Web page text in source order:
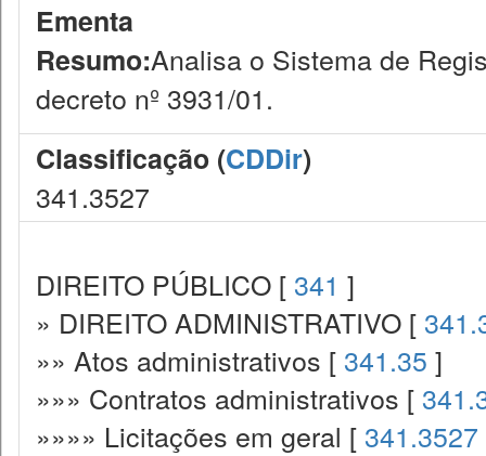
Ementa
Resumo:Analisa o Sistema de
decreto nº 3931/01.
Classificação (CDDir)
341.3527
DIREITO PÚBLICO [ 341 ]
» DIREITO ADMINISTRATIVO [
»» Atos administrativos [ 341.35 ]
»»» Contratos administrativos [
»»»» Licitações em geral [ 341.3527